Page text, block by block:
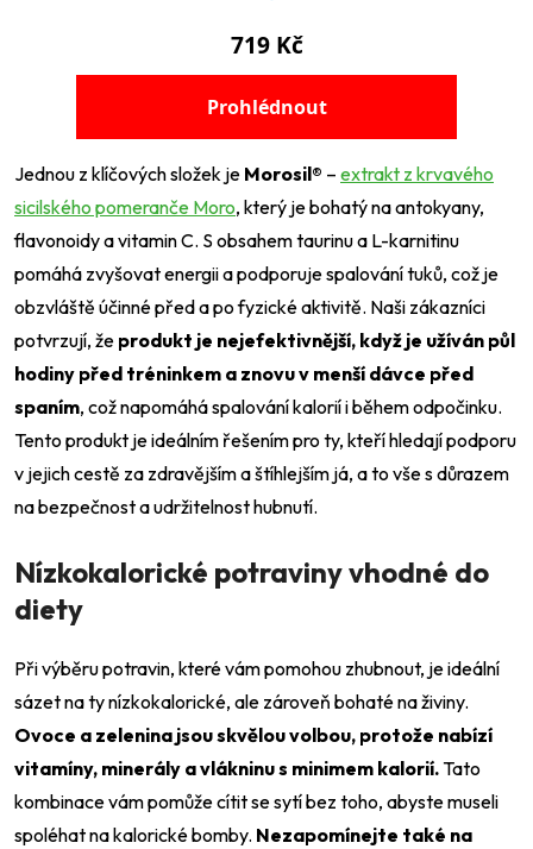
Jednou z klíčových složek je Morosil® – extrakt z krvavého
sicilského pomeranče Moro, který je bohatý na antokyany,
flavonoidy a vitamin C. S obsahem taurinu a L-karnitinu
pomáhá zvyšovat energii a podporuje spalování tuků, což je
obzvláště účinné před a po fyzické aktivitě. Naši zákazníci
potvrzují, že produkt je nejefektivnější, když je užíván půl
hodiny před tréninkem a znovu v menší dávce před
spaním, což napomáhá spalování kalorií i během odpočinku.
Tento produkt je ideálním řešením pro ty, kteří hledají podporu
v jejich cestě za zdravějším a štíhlejším já, a to vše s důrazem
na bezpečnost a udržitelnost hubnutí.
Nízkokalorické potraviny vhodné do
diety
Při výběru potravin, které vám pomohou zhubnout, je ideální
sázet na ty nízkokalorické, ale zároveň bohaté na živiny.
Ovoce a zelenina jsou skvělou volbou, protože nabízí
vitamíny, minerály a vlákninu s minimem kalorií.Tato
kombinace vám pomůže cítit se sytí bez toho, abyste museli
spoléhat na kalorické bomby. Nezapomínejte také na